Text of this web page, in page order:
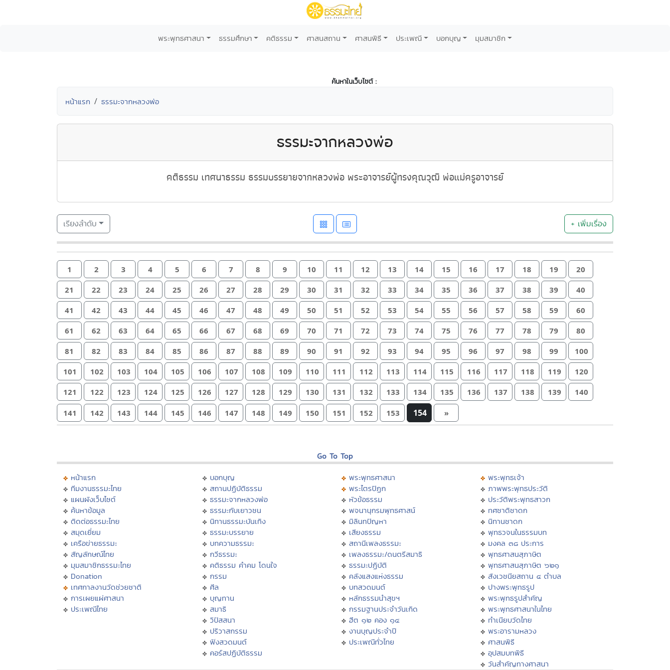
พระพุทธศาสนา ธรรมศึกษา คติธรรม ศาสนสถาน ศาสนพิธี ประเพณี บอกบุญ มุมสมาชิก
ค้นหาในเว็บไซต์ :
หน้าแรก ธรรมะจากหลวงพ่อ
ธรรมะจากหลวงพ่อ
คติธรรม เทศนาธรรม ธรรมบรรยายจากหลวงพ่อ พระอาจารย์ผู้ทรงคุณวุฒิ พ่อแม่ครูอาจารย์
เรียงลำดับ + เพิ่มเรื่อง
1 2 3 4 5 6 7 8 9 10 11 12 13 14 15 16 17 18 19 20
21 22 23 24 25 26 27 28 29 30 31 32 33 34 35 36 37 38 39 40
41 42 43 44 45 46 47 48 49 50 51 52 53 54 55 56 57 58 59 60
61 62 63 64 65 66 67 68 69 70 71 72 73 74 75 76 77 78 79 80
81 82 83 84 85 86 87 88 89 90 91 92 93 94 95 96 97 98 99 100
101 102 103 104 105 106 107 108 109 110 111 112 113 114 115 116 117 118 119 120
121 122 123 124 125 126 127 128 129 130 131 132 133 134 135 136 137 138 139 140
141 142 143 144 145 146 147 148 149 150 151 152 153 154 »
Go To Top
หน้าแรก
ทีมงานธรรมะไทย
แผนผังเว็บไซต์
ค้นหาข้อมูล
ติดต่อธรรมะไทย
สมุดเยี่ยม
เครือข่ายธรรมะ
สัญลักษณ์ไทย
มุมสมาชิกธรรมะไทย
Donation
เทศกาลงานวัดช่วยชาติ
การเผยแผ่ศาสนา
ประเพณีไทย
บอกบุญ
สถานปฏิบัติธรรม
ธรรมะจากหลวงพ่อ
ธรรมะกับเยาวชน
นิทานธรรมะบันเทิง
ธรรมะบรรยาย
บทความธรรมะ
กวีธรรมะ
คติธรรม คำคม โดนใจ
กรรม
ศีล
บุญทาน
สมาธิ
วิปัสสนา
ปริวาสกรรม
ฟังสวดมนต์
คอร์สปฏิบัติธรรม
พระพุทธศาสนา
พระไตรปิฏก
หัวข้อธรรม
พจนานุกรมพุทธศาสน์
มิลินทปัญหา
เสียงธรรม
สถานีเพลงธรรมะ
เพลงธรรมะ/ดนตรีสมาธิ
ธรรมะปฏิบัติ
คลังแสงแห่งธรรม
บทสวดมนต์
หลักธรรมนำสุขฯ
กรรมฐานประจำวันเกิด
ฮีต ๑๒ คอง ๑๔
งานบุญประจำปี
ประเพณีทั่วไทย
พระพุทธเจ้า
ภาพพระพุทธประวัติ
ประวัติพระพุทธสาวก
ทศชาติชาดก
นิทานชาดก
พุทธวจนในธรรมบท
มงคล ๓๘ ประการ
พุทธศาสนสุภาษิต
พุทธศาสนสุภาษิต ๖๒๑
สังเวชนียสถาน ๔ ตำบล
ปางพระพุทธรูป
พระพุทธรูปสำคัญ
พระพุทธศาสนาในไทย
ทำเนียบวัดไทย
พระอารามหลวง
ศาสนพิธี
อุปสมบทพิธี
วันสำคัญทางศาสนา